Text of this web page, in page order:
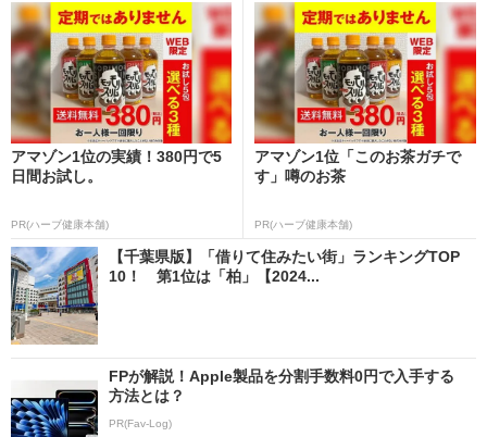
アマゾン1位の実績！380円で5
日間お試し。
PR(ハーブ健康本舗)
アマゾン1位「このお茶ガチで
す」噂のお茶
PR(ハーブ健康本舗)
【千葉県版】「借りて住みたい街」ランキングTOP
10！ 第1位は「柏」【2024...
FPが解説！Apple製品を分割手数料0円で入手する
方法とは？
PR(Fav-Log)